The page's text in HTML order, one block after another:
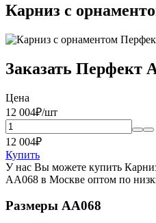
Карниз с
Заказать Перфект
Цена
12 004₽/шт
12 004₽
Купить
У нас Вы можете купить
AA068 в Москве оптом по
Размеры AA068